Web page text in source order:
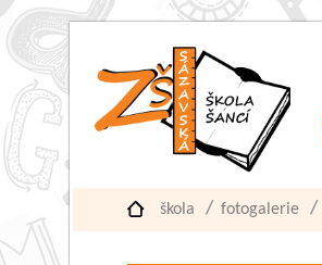
škola fotogalerie